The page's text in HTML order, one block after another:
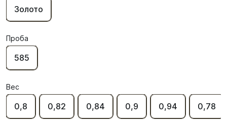
Золото
Проба
585
Вес
0,8 0,82 0,84 0,9 0,94 0,78